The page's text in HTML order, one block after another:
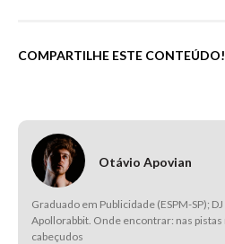
COMPARTILHE ESTE CONTEÚDO!
Otávio Apovian
Graduado em Publicidade (ESPM-SP);
Apollorabbit. Onde encontrar: nas
cabeçudos